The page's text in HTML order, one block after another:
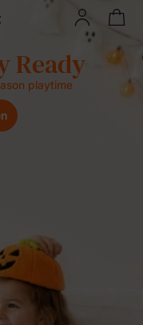
del
4+, ahorra 10 %